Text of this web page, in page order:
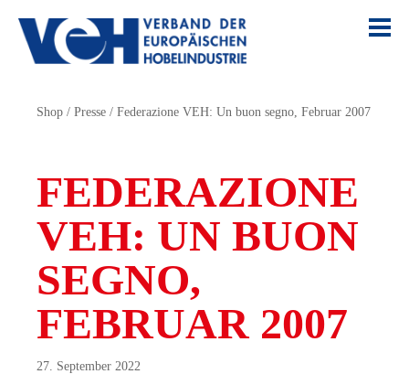
Shop / Presse / Federazione VEH: Un buon segno, Februar 2007
FEDERAZIONE
VEH: UN BUON
SEGNO,
FEBRUAR 2007
27. September 2022